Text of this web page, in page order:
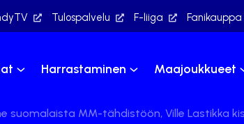
Tulospalvelu F-liiga Fanikauppa
Harrastaminen Maajoukkueet
suomalaista MM-tähdistöön, Ville Lastikka